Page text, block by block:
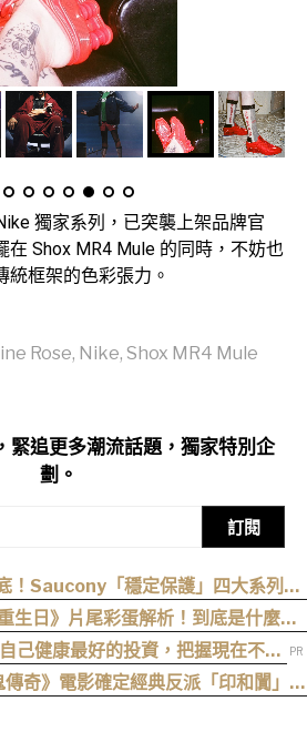
獨家系列，已突襲上架品牌官
在 Shox MR4 Mule 的同時，不妨也
統框架的色彩張力。
Rose, Nike, Shox MR4 Mule
緊追更多潮流話題，獨家特別企
劃。
訂閱
！Saucony「穩定保護」四大系列鞋
款發布
生日》片尾彩蛋解析！到底是什麼意
測這個可能性最高
己健康最好的投資，把握現在不嫌
晚！
奇》電影確定經典反派「印和闐」也